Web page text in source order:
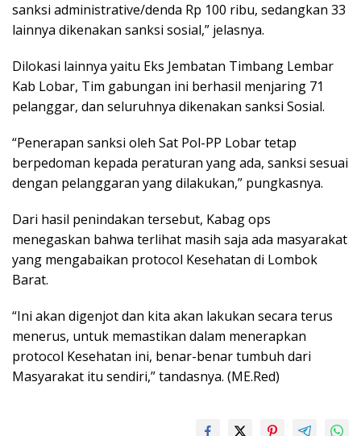
sanksi administrative/denda Rp 100 ribu, sedangkan 33
lainnya dikenakan sanksi sosial,” jelasnya.
Dilokasi lainnya yaitu Eks Jembatan Timbang Lembar
Kab Lobar, Tim gabungan ini berhasil menjaring 71
pelanggar, dan seluruhnya dikenakan sanksi Sosial.
“Penerapan sanksi oleh Sat Pol-PP Lobar tetap
berpedoman kepada peraturan yang ada, sanksi sesuai
dengan pelanggaran yang dilakukan,” pungkasnya.
Dari hasil penindakan tersebut, Kabag ops
menegaskan bahwa terlihat masih saja ada masyarakat
yang mengabaikan protocol Kesehatan di Lombok
Barat.
“Ini akan digenjot dan kita akan lakukan secara terus
menerus, untuk memastikan dalam menerapkan
protocol Kesehatan ini, benar-benar tumbuh dari
Masyarakat itu sendiri,” tandasnya. (ME.Red)